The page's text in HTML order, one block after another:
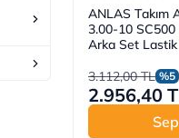
ANLAS Takım
3.00-10
Arka Set Lastik
3.112,00 TL %5
2.956,40